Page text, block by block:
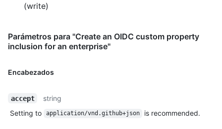
(write)
Parámetros para "Create an OIDC custom property
inclusion for an enterprise"
Encabezados
accept
string
Setting to
application/vnd.github+json is recommended.